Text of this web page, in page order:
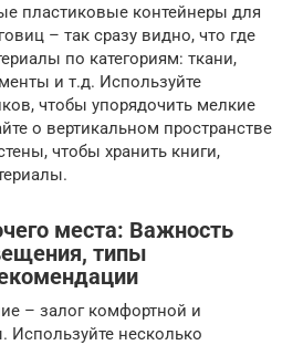
пластиковые контейнеры для
– так сразу видно, что где
по категориям: ткани,
и т.д. Используйте
чтобы упорядочить мелкие
о вертикальном пространстве
чтобы хранить книги,
места: Важность
типы
– залог комфортной и
Используйте несколько